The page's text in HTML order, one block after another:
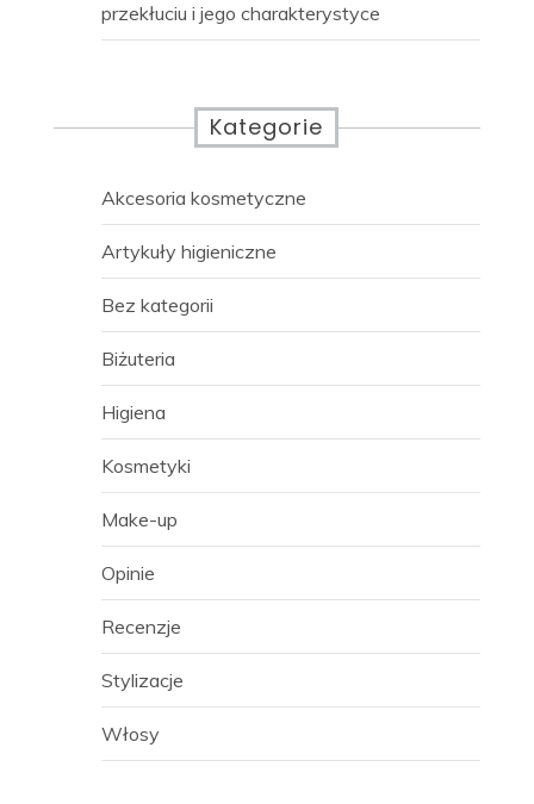
przekłuciu i jego charakterystyce
Kategorie
Akcesoria kosmetyczne
Artykuły higieniczne
Bez kategorii
Biżuteria
Higiena
Kosmetyki
Make-up
Opinie
Recenzje
Stylizacje
Włosy